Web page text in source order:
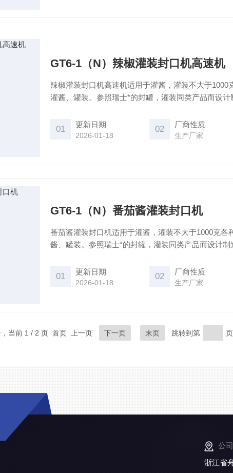
GT6-1（N）辣椒灌装封口机高速机
辣椒灌装封口机高速机适用于灌酱，灌装不大于1000
灌酱、罐装。参照瑞士*的封罐，灌装同类产品而设
产品等罐头厂的理想设备。
01 更新日期
2026-01-18
02 厂商性质
生产厂家
GT6-1（N）番茄酱灌装封口机
番茄酱灌装封口机适用于灌酱，灌装不大于1000克各
酱、罐装。参照瑞士*的封罐，灌装同类产品而设计
品等罐头厂的理想设备。
01 更新日期
2026-01-18
02 厂商性质
生产厂家
，当前 1 / 2 页 首页 上一页 下一页 末页 跳转到第 页
公
浙江省